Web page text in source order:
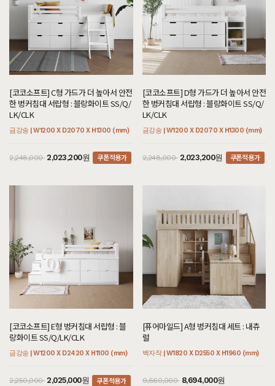
[코코소프트] C형 가드가 더 높아서 안전
한 벙커침대 서랍형 : 블랑화이트 SS/Q/
LK/CLK
금강송 | W1200 X D2070 X H1300 (mm)
2,248,000 2,023,200원 쿠폰적용가
[코코소프트] D형 가드가 더 높아서 안전
한 벙커침대 서랍형 : 블랑화이트 SS/Q/
LK/CLK
금강송 | W1200 X D2070 X H1300 (mm)
2,248,000 2,023,200원 쿠폰적용가
[코코소프트] E형 벙커침대 서랍형 : 블
랑화이트 SS/Q/LK/CLK
금강송 | W1200 X D2420 X H1100 (mm)
2,250,000 2,025,000원 쿠폰적용가
[퓨어마일드] A형 벙커침대 세트 : 내츄
럴
백자작 | W1820 X D2550 X H1960 (mm)
9,660,000 8,694,000원